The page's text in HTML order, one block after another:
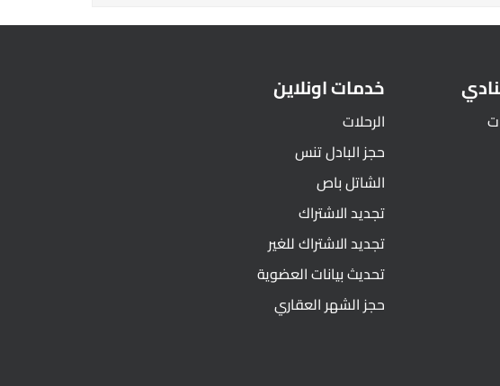
خدمات اونلاين
الرحلات
حجز البادل تنس
الشاتل باص
تجديد الاشتراك
تجديد الاشتراك للغير
تحديث بيانات العضوية
حجز الشهر العقاري